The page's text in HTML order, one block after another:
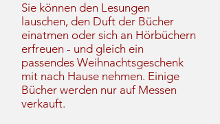
Sie können den Lesungen
lauschen, den Duft der Bücher
einatmen oder sich an Hörbüchern
erfreuen - und gleich ein
passendes Weihnachtsgeschenk
mit nach Hause nehmen. Einige
Bücher werden nur auf Messen
verkauft.